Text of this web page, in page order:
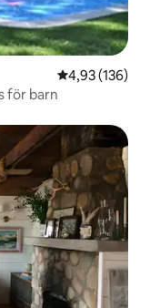
4,93 av 5 i
4,93 (136)
för barn